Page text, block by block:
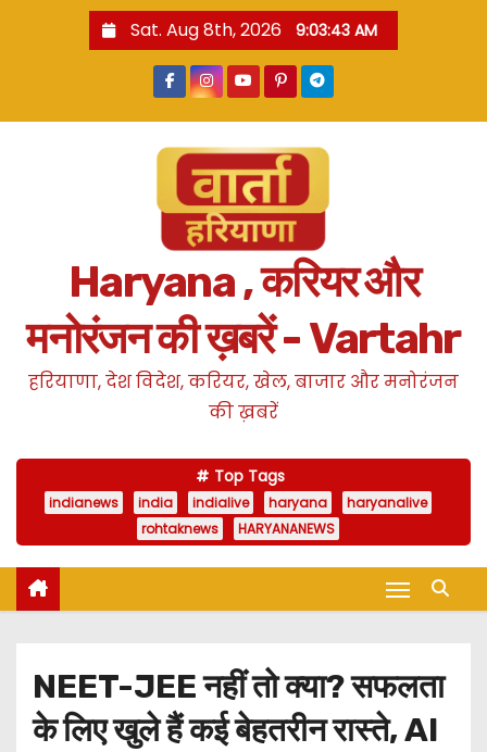
Sat. Aug 8th, 2026 9:03:44 AM
Haryana , करियर और
मनोरंजन की ख़बरें - Vartahr
हरियाणा, देश विदेश, करियर, खेल, बाजार और मनोरंजन
की ख़बरें
Top Tags
indianews india indialive haryana
haryanalive
rohtaknews
HARYANANEWS
NEET-JEE नहीं तो क्या? सफलता
के लिए खुले हैं कई बेहतरीन रास्ते, AI